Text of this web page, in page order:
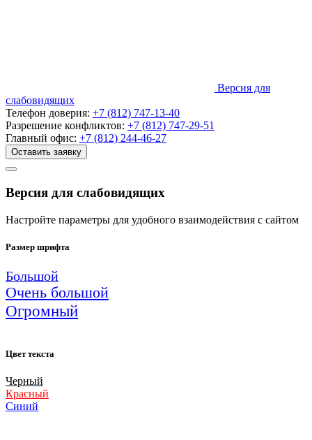
Версия для
слабовидящих
Телефон доверия: +7 (812) 747-13-40
Разрешение конфликтов: +7 (812) 747-29-51
Главный офис: +7 (812) 244-46-27
Оставить заявку
Версия для слабовидящих
Настройте параметры для удобного взаимодействия с сайтом
Размер шрифта
Большой
Очень большой
Огромный
Цвет текста
Черный
Красный
Синий